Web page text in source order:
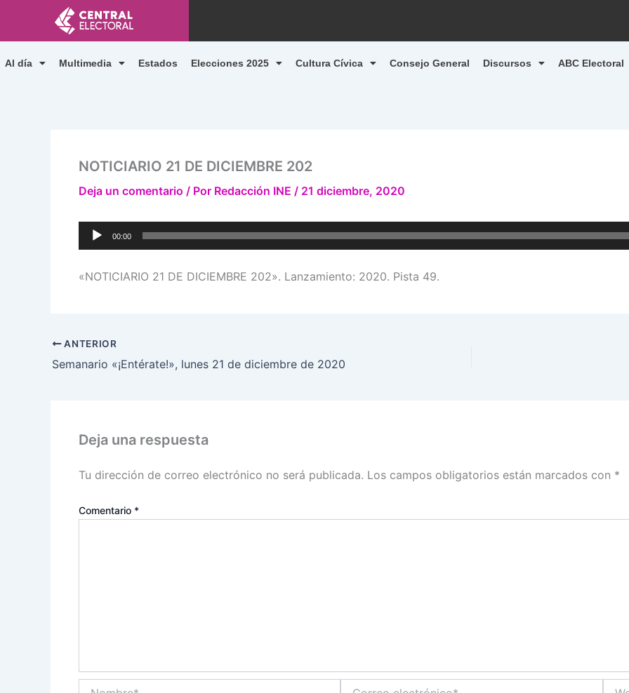
contenido
Al día Multimedia Estados Elecciones 2025 Cultura Cívica Consejo General Discursos ABC Electoral
NOTICIARIO 21 DE DICIEMBRE 202
Deja un comentario / Por Redacción INE / 21 diciembre, 2020
Reproductor
de
00:00
«NOTICIARIO 21 DE DICIEMBRE 202». Lanzamiento: 2020. Pista 49.
ANTERIOR
Semanario «¡Entérate!», lunes 21 de diciembre de 2020
Deja una respuesta
Tu dirección de correo electrónico no será publicada. Los campos obligatorios están marcados con *
Comentario *